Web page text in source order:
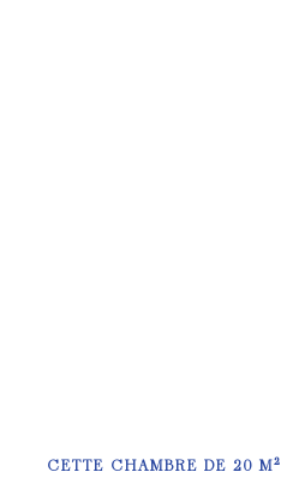
CETTE CHAMBRE DE 20 M²